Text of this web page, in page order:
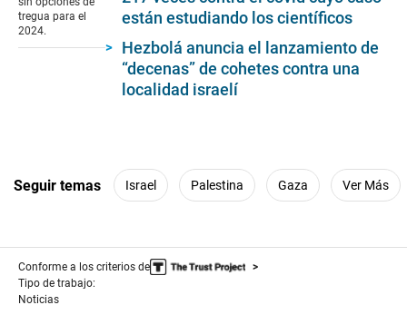
minutes,
5
tregua para el
2024.
están estudiando los científicos
Hezbolá anuncia el lanzamiento de
“decenas” de cohetes contra una
localidad israelí
Seguir temas Israel Palestina Gaza Ver Más
Conforme a los criterios de
Tipo de trabajo:
Noticias